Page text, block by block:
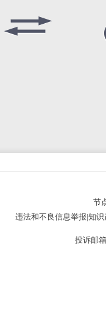
节
违法和不良信息举报|知
投诉邮